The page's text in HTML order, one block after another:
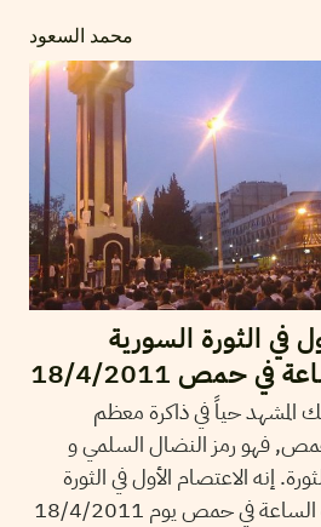
محمد السعود
في الثورة السورية
حمص 18/4/2011
المشهد حياً في ذاكرة معظم
فهو رمز النضال السلمي و
إنه الاعتصام الأول في الثورة
في حمص يوم 18/4/2011